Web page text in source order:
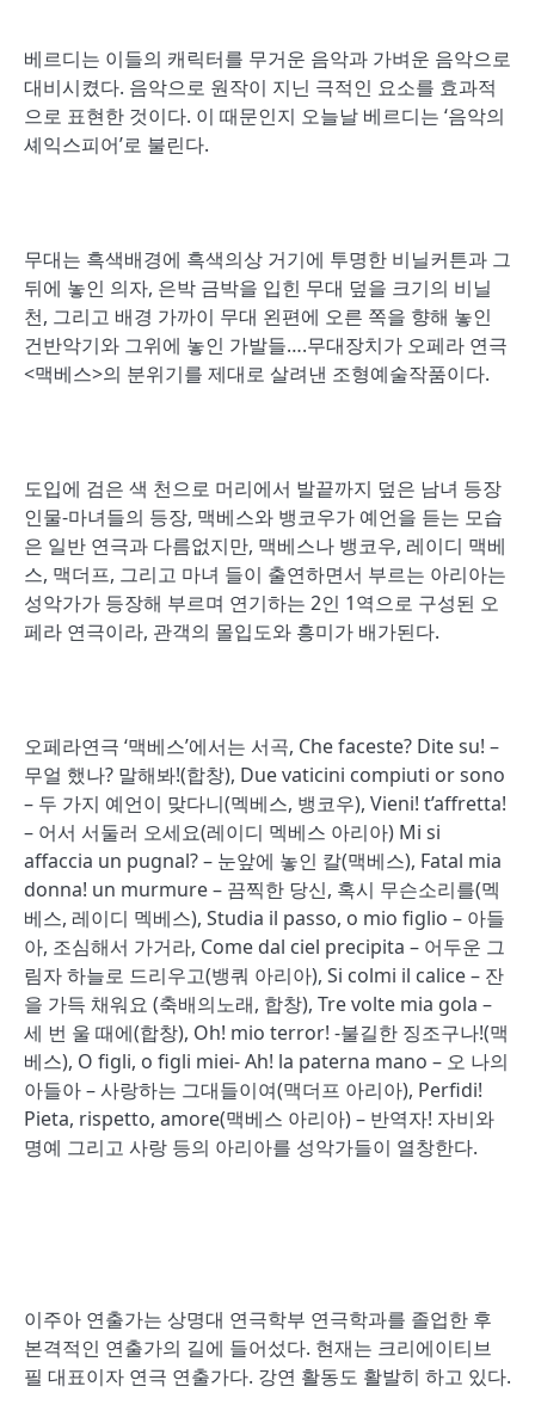
베르디는 이들의 캐릭터를 무거운 음악과 가벼운 음악으로
대비시켰다. 음악으로 원작이 지닌 극적인 요소를 효과적
으로 표현한 것이다. 이 때문인지 오늘날 베르디는 ‘음악의
셰익스피어’로 불린다.
무대는 흑색배경에 흑색의상 거기에 투명한 비닐커튼과 그
뒤에 놓인 의자, 은박 금박을 입힌 무대 덮을 크기의 비닐
천, 그리고 배경 가까이 무대 왼편에 오른 쪽을 향해 놓인
건반악기와 그위에 놓인 가발들….무대장치가 오페라 연극
<맥베스>의 분위기를 제대로 살려낸 조형예술작품이다.
도입에 검은 색 천으로 머리에서 발끝까지 덮은 남녀 등장
인물-마녀들의 등장, 맥베스와 뱅코우가 예언을 듣는 모습
은 일반 연극과 다름없지만, 맥베스나 뱅코우, 레이디 맥베
스, 맥더프, 그리고 마녀 들이 출연하면서 부르는 아리아는
성악가가 등장해 부르며 연기하는 2인 1역으로 구성된 오
페라 연극이라, 관객의 몰입도와 흥미가 배가된다.
오페라연극 ‘맥베스’에서는 서곡, Che faceste? Dite su! –
무얼 했나? 말해봐!(합창), Due vaticini compiuti or sono
– 두 가지 예언이 맞다니(멕베스, 뱅코우), Vieni! t’affretta!
– 어서 서둘러 오세요(레이디 멕베스 아리아) Mi si
affaccia un pugnal? – 눈앞에 놓인 칼(맥베스), Fatal mia
donna! un murmure – 끔찍한 당신, 혹시 무슨소리를(멕
베스, 레이디 멕베스), Studia il passo, o mio figlio – 아들
아, 조심해서 가거라, Come dal ciel precipita – 어두운 그
림자 하늘로 드리우고(뱅쿼 아리아), Si colmi il calice – 잔
을 가득 채워요 (축배의노래, 합창), Tre volte mia gola –
세 번 울 때에(합창), Oh! mio terror! -불길한 징조구나!(맥
베스), O figli, o figli miei- Ah! la paterna mano – 오 나의
아들아 – 사랑하는 그대들이여(맥더프 아리아), Perfidi!
Pieta, rispetto, amore(맥베스 아리아) – 반역자! 자비와
명예 그리고 사랑 등의 아리아를 성악가들이 열창한다.
이주아 연출가는 상명대 연극학부 연극학과를 졸업한 후
본격적인 연출가의 길에 들어섰다. 현재는 크리에이티브
필 대표이자 연극 연출가다. 강연 활동도 활발히 하고 있다.